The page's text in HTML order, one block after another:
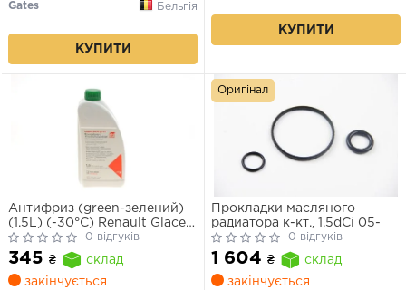
Gates
Бельгія
КУПИТИ
КУПИТИ
Антифриз (green-зелений)
(1.5L) (-30°C) Renault Glaceol
RX Type D (готовий до
застосування)
0 відгуків
345 ₴
склад
закінчується
Прокладки масляного
радиатора к-кт., 1.5dCi 05-
0 відгуків
1 604 ₴
склад
закінчується
Оригінал